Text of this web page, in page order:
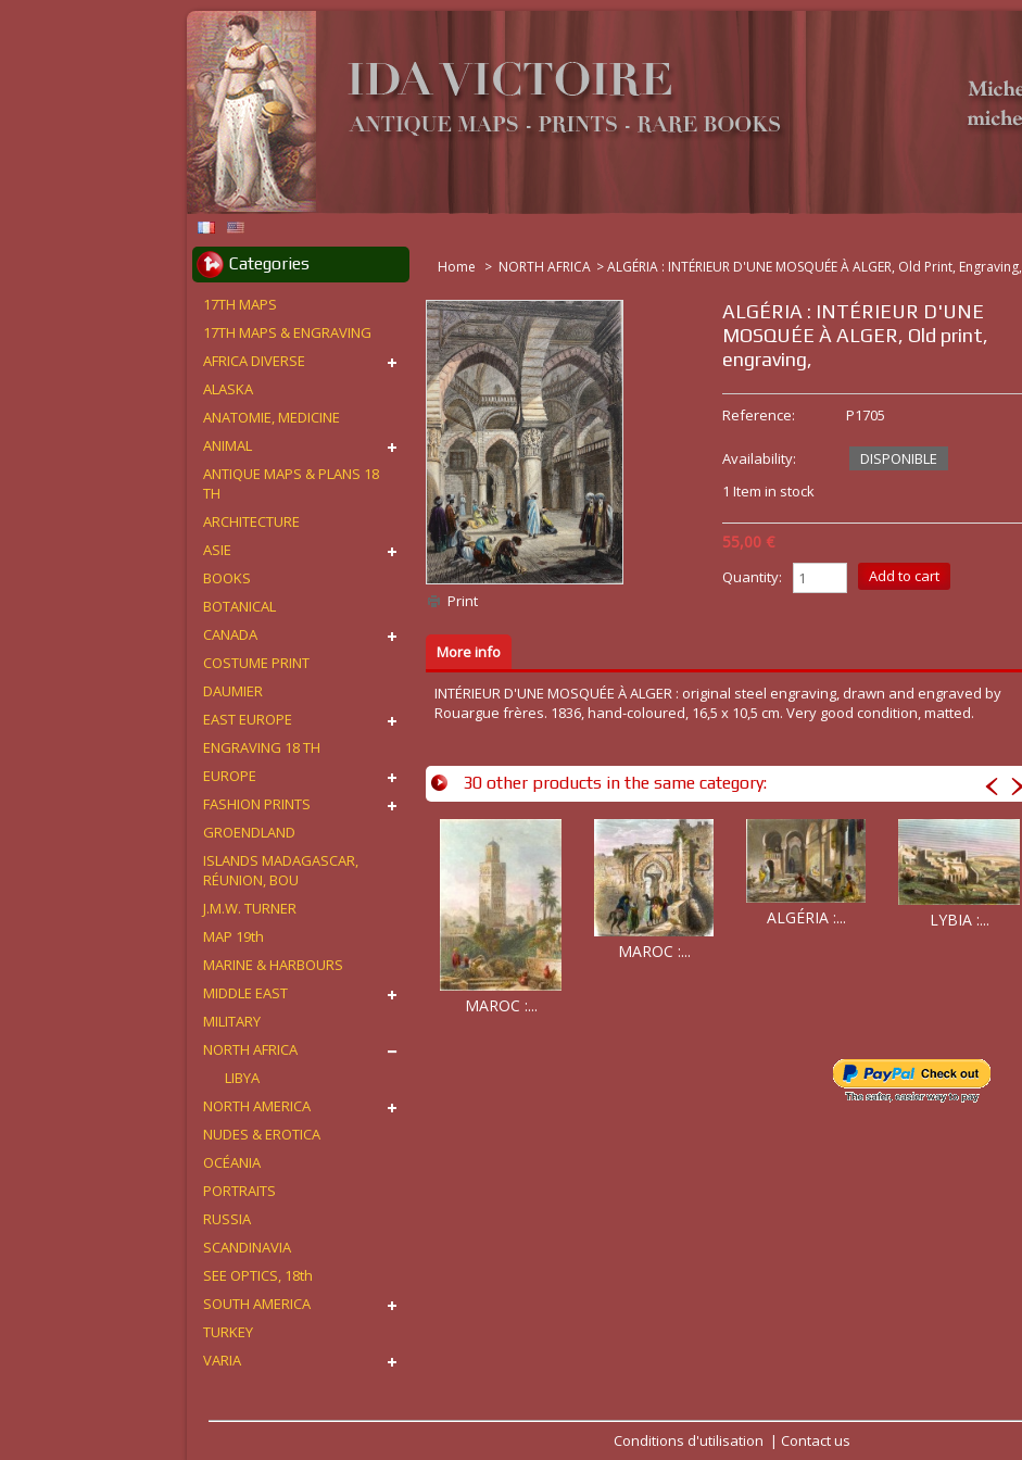
Home > NORTH AFRICA >ALGÉRIA : INTÉRIEUR D'UNE MOSQUÉE À ALGER, Old Print, Engraving,
Print
ALGÉRIA : INTÉRIEUR D'UNE
MOSQUÉE À ALGER, Old print,
engraving,
Reference: P1705
Availability:
DISPONIBLE
1 Item in stock
55,00 €
Quantity:
More info
INTÉRIEUR D'UNE MOSQUÉE À ALGER : original steel engraving, drawn and engraved by
Rouargue frères. 1836, hand-coloured, 16,5 x 10,5 cm. Very good condition, matted.
30 other products in the same category:
MAROC :...
MAROC :...
ALGÉRIA :... LYBIA :...
Categories
17TH MAPS
17TH MAPS & ENGRAVING
AFRICA DIVERSE
ALASKA
ANATOMIE, MEDICINE
ANIMAL
ANTIQUE MAPS & PLANS 18
TH
ARCHITECTURE
ASIE
BOOKS
BOTANICAL
CANADA
COSTUME PRINT
DAUMIER
EAST EUROPE
ENGRAVING 18 TH
EUROPE
FASHION PRINTS
GROENDLAND
ISLANDS MADAGASCAR,
RÉUNION, BOU
J.M.W. TURNER
MAP 19th
MARINE & HARBOURS
MIDDLE EAST
MILITARY
NORTH AFRICA
LIBYA
NORTH AMERICA
NUDES & EROTICA
OCÉANIA
PORTRAITS
RUSSIA
SCANDINAVIA
SEE OPTICS, 18th
SOUTH AMERICA
TURKEY
VARIA
Conditions d'utilisation Contact us